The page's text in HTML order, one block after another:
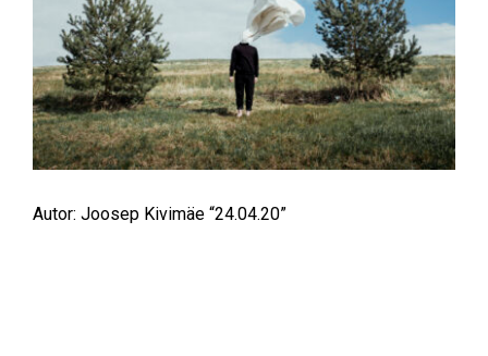
Autor: Joosep Kivimäe “24.04.20”